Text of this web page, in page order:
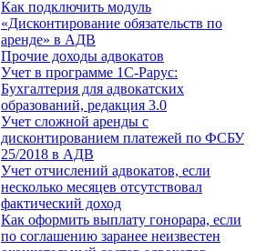
Как подключить модуль
«Дисконтирование обязательств по
аренде» в АДВ
Прочие доходы адвокатов
Учет в программе 1С-Рарус:
Бухгалтерия для адвокатских
образований, редакция 3.0
Учет сложной аренды с
дисконтированием платежей по ФСБУ
25/2018 в АДВ
Учет отчислений адвокатов, если
несколько месяцев отсутствовал
фактический доход
Как оформить выплату гонорара, если
по соглашению заранее неизвестен